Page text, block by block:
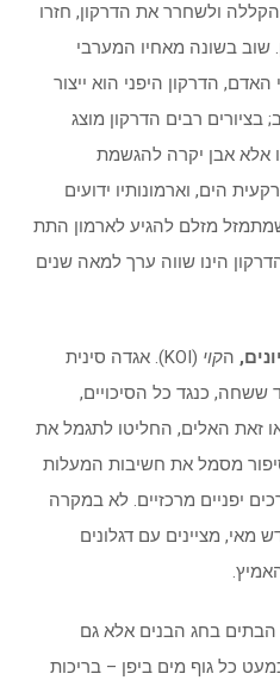
ולשחרר את הדרקון, חזרו
בשונה מאחיו המערבי
הדרקון היפני הוא ייצור
בציורים רבים הדרקון מוצג
אלא אבן יקרה להגשמת
הים, וארמונותיו ידועים
מזלם להגיע לארמון התת
הינו שווה ערך למאה שנים
הקוי
(KOI). אגדה סינית
ששחה, כנגד כל הסיכויים,
זאת האלים, החליטו לתגמל את
מסמל את חשיבות המעלות
יפניים מרכזיים. לא במקרה
מאי, מציינים עם דגלונים
בחג הבנים אלא גם
כל גוף מים ביפן – בריכות